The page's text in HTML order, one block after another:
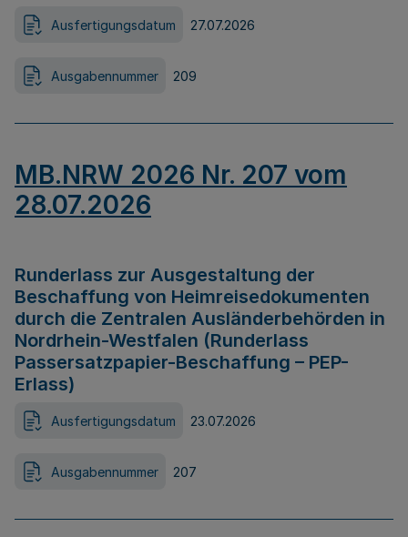
Ausfertigungsdatum 27.07.2026
Ausgabennummer 209
MB.NRW 2026 Nr. 207 vom
28.07.2026
Runderlass zur Ausgestaltung der
Beschaffung von Heimreisedokumenten
durch die Zentralen Ausländerbehörden in
Nordrhein-Westfalen (Runderlass
Passersatzpapier-Beschaffung – PEP-
Erlass)
Ausfertigungsdatum 23.07.2026
Ausgabennummer 207